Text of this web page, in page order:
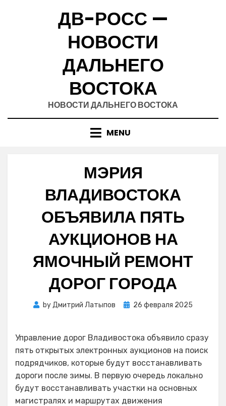
ДВ-РОСС —
НОВОСТИ
ДАЛЬНЕГО
ВОСТОКА
НОВОСТИ ДАЛЬНЕГО ВОСТОКА
MENU
МЭРИЯ
ВЛАДИВОСТОКА
ОБЪЯВИЛА ПЯТЬ
АУКЦИОНОВ НА
ЯМОЧНЫЙ РЕМОНТ
ДОРОГ ГОРОДА
byДмитрий Латыпов
Posted
26 февраля 2025
Управление дорог Владивостока объявило сразу
пять открытых электронных аукционов на поиск
подрядчиков, которые будут восстанавливать
дороги после зимы. В первую очередь локально
будут восстанавливать участки на основных
магистралях и маршрутах движения